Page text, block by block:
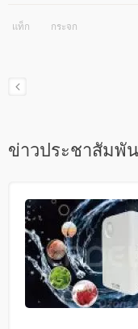
แท็ก กระจก
ข่าวประชาสัมพั